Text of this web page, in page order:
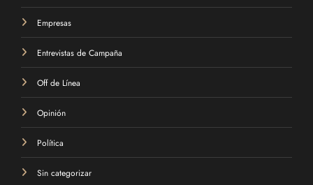
Empresas
Entrevistas de Campaña
Off de Línea
Opinión
Política
Sin categorizar